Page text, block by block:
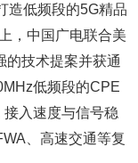
造低频段的5G精品
，中国广电联合美
的技术提案并获通
低频段的CPE
入速度与信号稳
、高速交通等复